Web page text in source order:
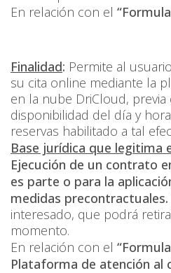
En relación con el
Finalidad: Permite al
su cita online mediante la
en la nube DriCloud,
disponibilidad del día y
reservas habilitado a tal
Base jurídica que legitima
Ejecución de un contrato
es parte o para la
medidas precontractuales.
interesado, que podrá
momento.
En relación con el
Plataforma de atención al